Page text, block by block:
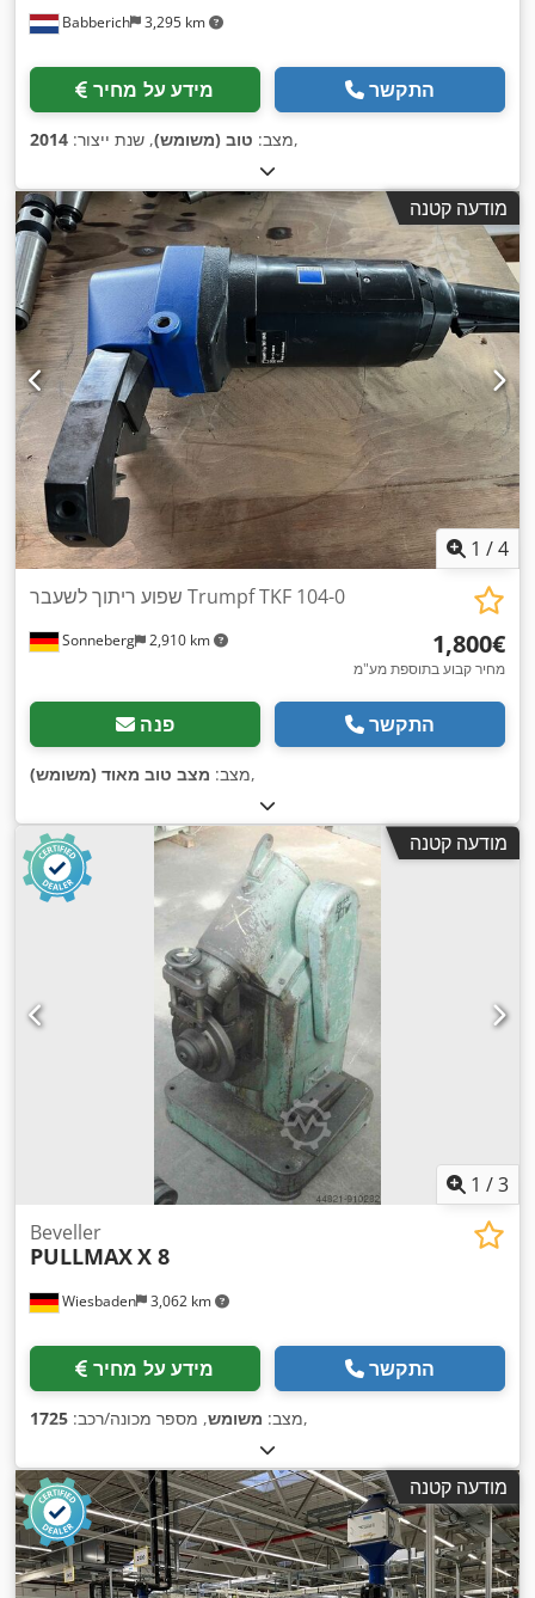
Babberich 3,295 km
מידע על מחיר התקשר
מצב: טוב (משומש), שנת ייצור: 2014 ,
מודעה קטנה
1 /4
Sonneberg 2,910 km
שפוע ריתוך לשעבר Trumpf TKF 104-0
‏1,800 ‏€
מחיר קבוע בתוספת מע"מ
פנה התקשר
מצב: מצב טוב מאוד (משומש) ,
מודעה קטנה
1 /3
Wiesbaden 3,062 km
Beveller
PULLMAXX 8
מידע על מחיר התקשר
מצב: משומש, מספר מכונה/רכב: 1725 ,
מודעה קטנה